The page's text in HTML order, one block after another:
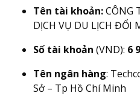
Tên tài khoản:CÔNG
DỊCH VỤ DU LỊCH ĐỔI
Số tài khoản (VND): 6
Tên ngân hàng:
Sở – Tp Hồ Chí Minh